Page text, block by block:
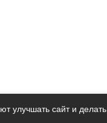
улучшать сайт и делать